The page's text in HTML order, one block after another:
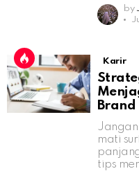
by
Karir
mati
tips